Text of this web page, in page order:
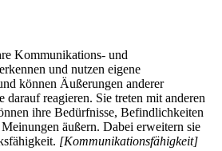
Kommunikations- und
und nutzen eigene
können Äußerungen anderer
darauf reagieren. Sie treten mit anderen
ihre Bedürfnisse, Befindlichkeiten
äußern. Dabei erweitern sie
[Kommunikationsfähigkeit]